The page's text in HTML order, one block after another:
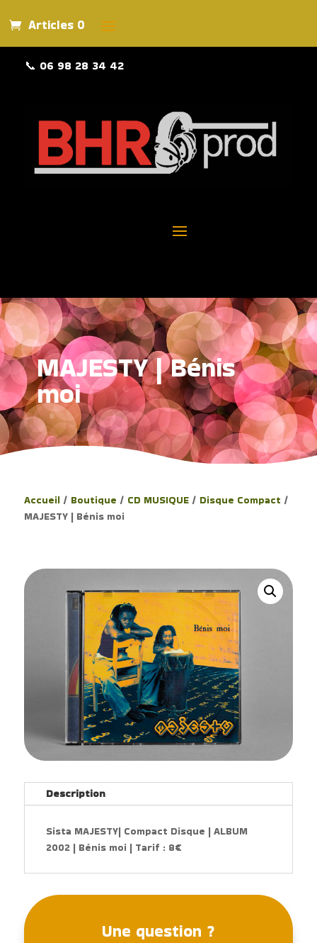
Articles 0
📞 06 98 28 34 42
MAJESTY | Bénis
moi
Accueil/ Boutique / CD MUSIQUE/ Disque Compact /
MAJESTY | Bénis moi
Description
Sista MAJESTY| Compact Disque | ALBUM
2002 | Bénis moi | Tarif : 8€
Une question ?